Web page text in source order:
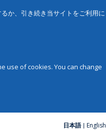
か、引き続き当サイトをご利用に
use of cookies. You can change
日本語 English